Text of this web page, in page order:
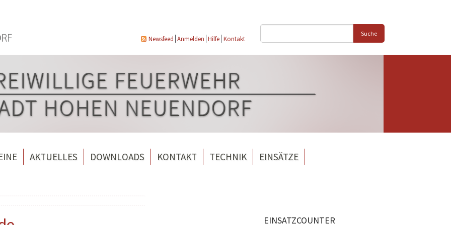
Newsfeed Anmelden Hilfe Kontakt
Suche
AKTUELLES DOWNLOADS KONTAKT TECHNIK EINSÄTZE
EINSATZCOUNTER